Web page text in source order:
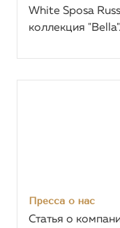
White Sposa
коллекция "Bella".
Пресса о нас
Статья о